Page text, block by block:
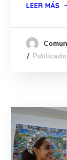
LEER MÁS